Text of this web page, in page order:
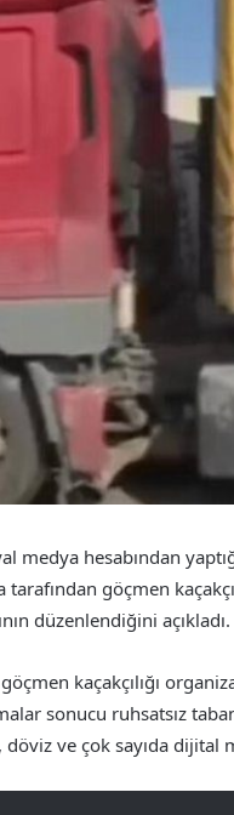
medya hesabından
göçmen
düzenlendiğini açıkladı.
kaçakçılığı
sonucu ruhsatsız
döviz ve çok sayıda